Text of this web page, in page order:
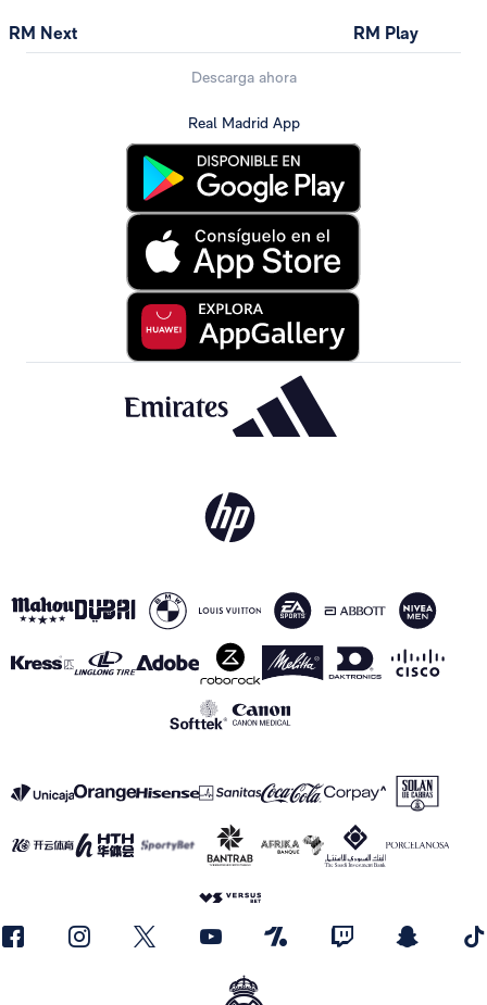
RM Next RM Play
Descarga ahora
Real Madrid App